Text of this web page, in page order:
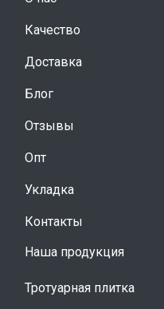
Качество
Доставка
Блог
Отзывы
Опт
Укладка
Контакты
Наша продукция
Тротуарная плитка